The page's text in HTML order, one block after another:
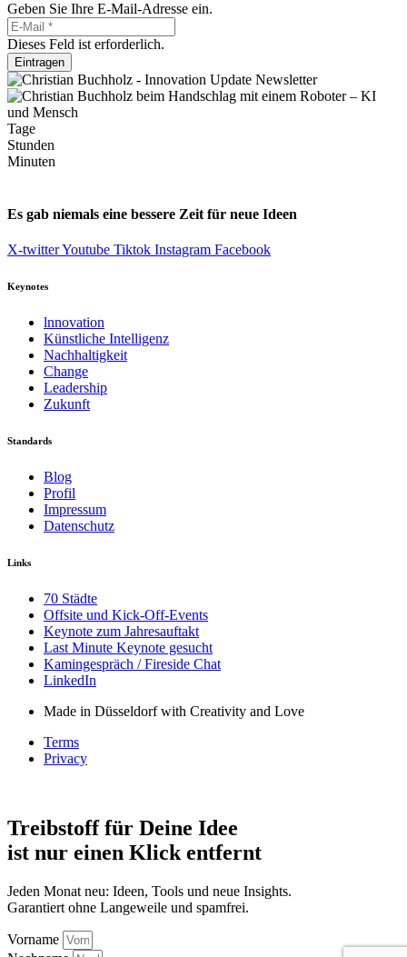
Geben Sie Ihre E-Mail-Adresse ein.
Dieses Feld ist erforderlich.
Eintragen
Tage
Stunden
Minuten
Es gab niemals eine bessere Zeit für neue Ideen
X-twitterYoutube Tiktok Instagram Facebook
Keynotes
lnnovation
Künstliche Intelligenz
Nachhaltigkeit
Change
Leadership
Zukunft
Standards
Blog
Profil
Impressum
Datenschutz
Links
70 Städte
Offsite und Kick-Off-Events
Keynote zum Jahresauftakt
Last Minute Keynote gesucht
Kamingespräch / Fireside Chat
LinkedIn
Made in Düsseldorf with Creativity and Love
Terms
Privacy
Treibstoff für Deine Idee
ist nur einen Klick entfernt
Jeden Monat neu: Ideen, Tools und neue Insights.
Garantiert ohne Langeweile und spamfrei.
Vorname